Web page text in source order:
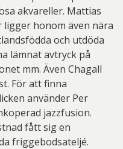
akvareller. Mattias
ligger honom även nära
och utdöda
lämnat avtryck på
mm. Även Chagall
För att finna
använder Per
jazzfusion.
fått sig en
friggebodsateljé.